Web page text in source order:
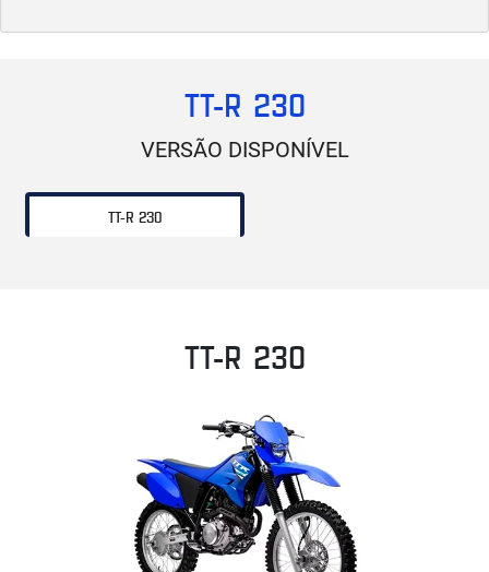
TT-R 230
VERSÃO DISPONÍVEL
TT-R 230
TT-R 230